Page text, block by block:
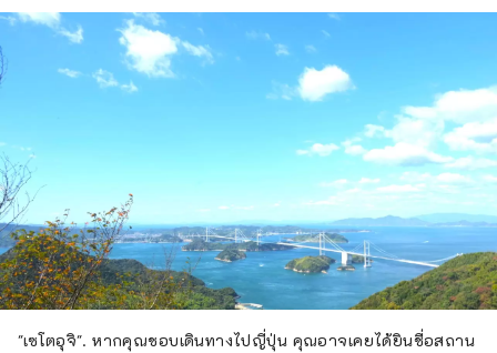
ใจ มอบประสบการณ์สุดพิเศษที่เวลาดูเหมือนจะ
เดินช้าลง นอกจากนี้ GLAMPROOK ยังมีที่พัก
แบบรวมทุกอย่างซึ่งรวมถึงอาหารเช้าและอาหาร
เย็น บาร์ในเวลากลางคืน และกิจกรรมต่างๆ ที่ให้
เผชิญหน้า ประสบการณ์ และความตื่นเต้นที่
สามารถสัมผัสได้บนเกาะพิเศษของญี่ปุ่น "อุมาจิ
มะ" เท่านั้น
"เซโตอุจิ". หากคุณชอบเดินทางไปญี่ปุ่น คุณอาจเคยได้ยินชื่อสถาน